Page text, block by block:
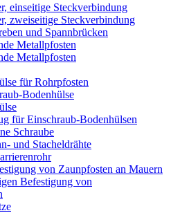
einseitige Steckverbindung
zweiseitige Steckverbindung
und Spannbrücken
Metallpfosten
Metallpfosten
für Rohrpfosten
Bodenhülse
für Einschraub-Bodenhülsen
Schraube
und Stacheldrähte
von Zaunpfosten an Mauern
Befestigung von